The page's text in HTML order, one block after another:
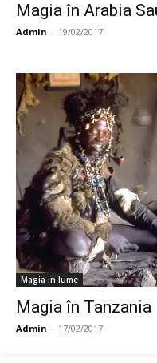
Magia în Arabia
Admin - 19/02/2017
Magia in lume
Magia în Tanzania
Admin - 17/02/2017